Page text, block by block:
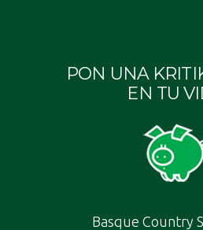
PON UNA
EN TU
Basque Country